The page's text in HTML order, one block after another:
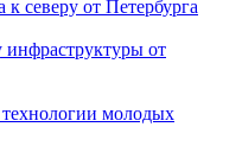
к северу от Петербурга
от
молодых